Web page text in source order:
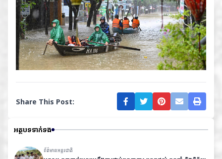
Share This Post:
អត្ថបទទាក់ទង
ព័ត៌មានអន្តរជាតិ